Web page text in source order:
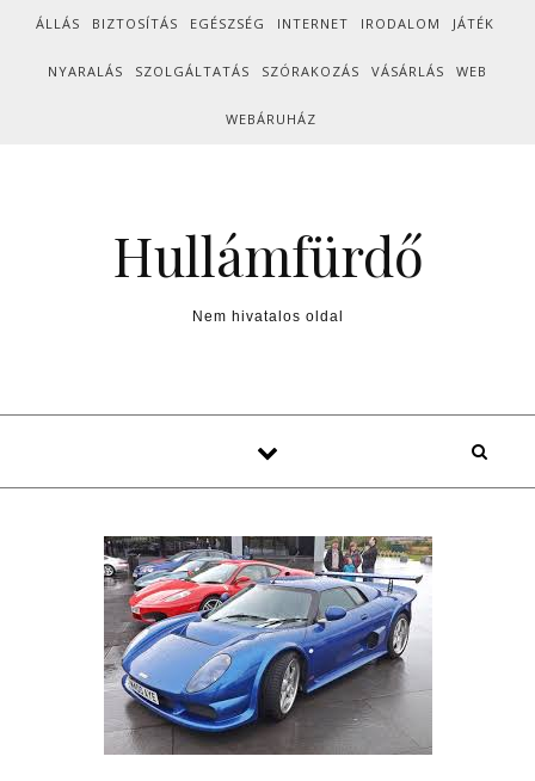
Skip to content
ÁLLÁS BIZTOSÍTÁS EGÉSZSÉG INTERNET IRODALOM JÁTÉK
NYARALÁS SZOLGÁLTATÁS SZÓRAKOZÁS VÁSÁRLÁS WEB
WEBÁRUHÁZ
Hullámfürdő
Nem hivatalos oldal